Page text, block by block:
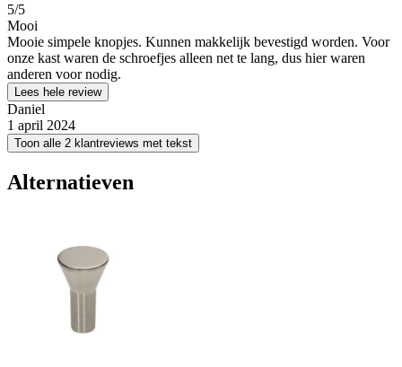
5/5
Mooi
Mooie simpele knopjes. Kunnen makkelijk bevestigd worden. Voor
onze kast waren de schroefjes alleen net te lang, dus hier waren
anderen voor nodig.
Lees hele review
Daniel
1 april 2024
Toon alle 2 klantreviews met tekst
Alternatieven